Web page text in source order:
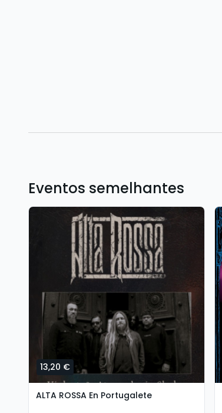
Eventos semelhantes
13,20 €
ALTA ROSSA En Portugalete